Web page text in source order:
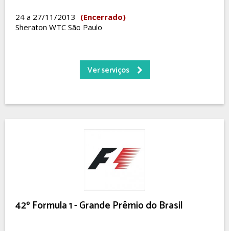
24 a 27/11/2013 (Encerrado)
Sheraton WTC São Paulo
Ver serviços
42º Formula 1 - Grande Prêmio do Brasil